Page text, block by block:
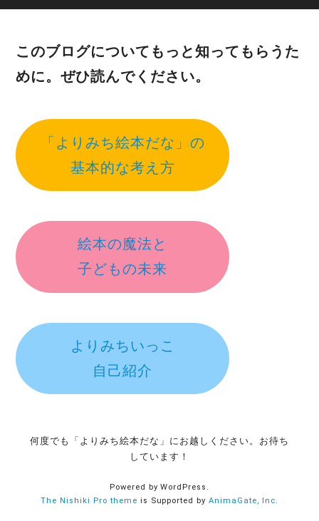
このブログについてもっと知ってもらうた
めに。ぜひ読んでください。
「よりみち絵本だな」の
基本的な考え方
絵本の魔法と
子どもの未来
よりみちいっこ
自己紹介
何度でも「よりみち絵本だな」にお越しください。お待ち
しています！
Powered by WordPress.
The Nishiki Pro theme is Supported byAnimaGate, Inc.